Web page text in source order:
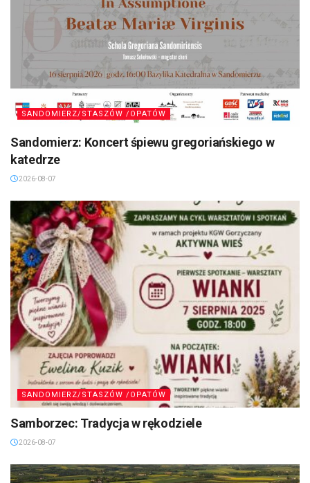
SANDOMIERZ/STASZÓW /OPATÓW
Sandomierz: Koncert śpiewu gregoriańskiego w
katedrze
2026-08-07
SANDOMIERZ/STASZÓW /OPATÓW
Samborzec: Tradycja w rękodziele
2026-08-07